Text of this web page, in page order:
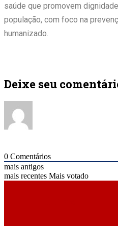
saúde que promovem
população, com foco na
humanizado.
Deixe seu
0 Comentários
mais antigos
mais recentes Mais votado